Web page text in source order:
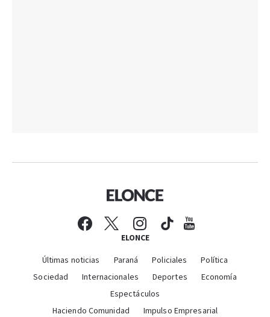
ELONCE
Últimas noticias Paraná Policiales
Política
Sociedad
Internacionales Deportes
Economía
Espectáculos
Haciendo Comunidad
Impulso Empresarial